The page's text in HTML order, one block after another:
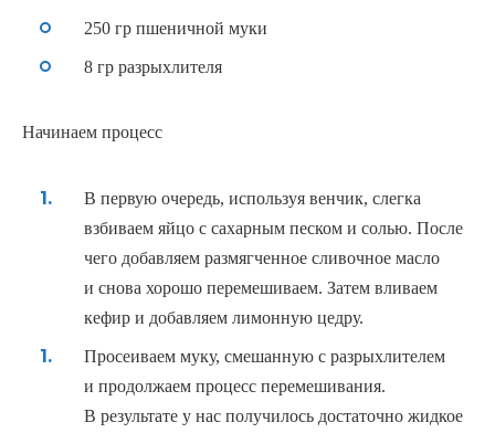
250 гр пшеничной муки
8 гр разрыхлителя
Начинаем процесс
В первую очередь, используя венчик, слегка
взбиваем яйцо с сахарным песком и солью. После
чего добавляем размягченное сливочное масло
и снова хорошо перемешиваем. Затем вливаем
кефир и добавляем лимонную цедру.
Просеиваем муку, смешанную с разрыхлителем
и продолжаем процесс перемешивания.
В результате у нас получилось достаточно жидкое